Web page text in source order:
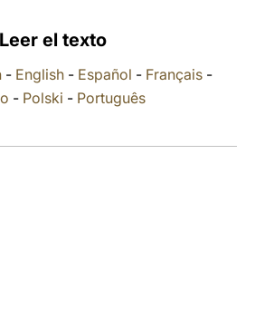
Leer el texto
- English- Español - Français-
- Polski - Português